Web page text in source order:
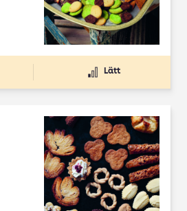
Lätt